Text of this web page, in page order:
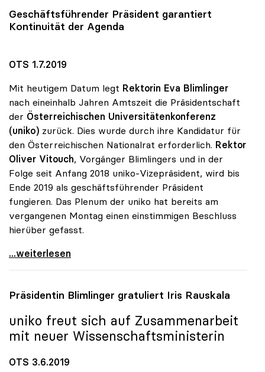
Geschäftsführender Präsident garantiert
Kontinuität der Agenda
OTS 1.7.2019
Mit heutigem Datum legt Rektorin Eva Blimlinger
nach eineinhalb Jahren Amtszeit die Präsidentschaft
der Österreichischen Universitätenkonferenz
(uniko) zurück. Dies wurde durch ihre Kandidatur für
den Österreichischen Nationalrat erforderlich. Rektor
Oliver Vitouch, Vorgänger Blimlingers und in der
Folge seit Anfang 2018 uniko-Vizepräsident, wird bis
Ende 2019 als geschäftsführender Präsident
fungieren. Das Plenum der uniko hat bereits am
vergangenen Montag einen einstimmigen Beschluss
hierüber gefasst.
uniko-Vorsitz: Vitouch folgt auf Blimlinger
...weiterlesen
Präsidentin Blimlinger gratuliert Iris Rauskala
uniko freut sich auf Zusammenarbeit
mit neuer Wissenschaftsministerin
OTS 3.6.2019